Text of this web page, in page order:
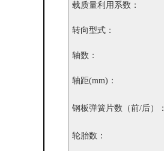
载质量利用系数：
转向型式：
轴数：
轴距(mm)：
钢板弹簧片数（前/后）：
轮胎数：